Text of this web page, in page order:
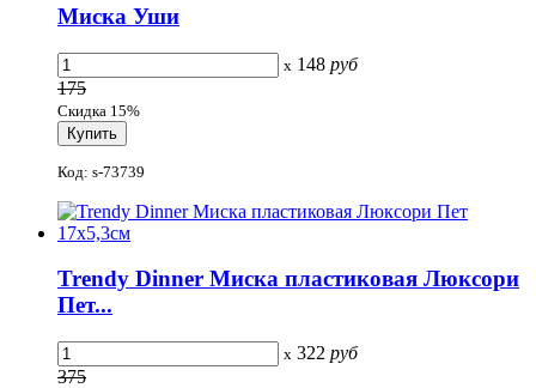
Миска Уши
x 148 руб
175
Скидка 15%
Код: s-73739
Trendy Dinner Миска пластиковая Люксори
Пет...
x 322 руб
375